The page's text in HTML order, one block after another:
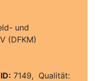
und
(DFKM)
ID: 7149, Qualität: